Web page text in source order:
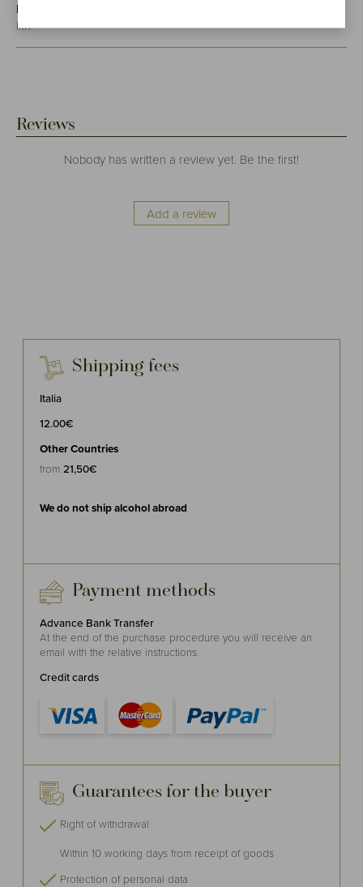
INVECCHIAMENTO:
litri.
Reviews
Nobody has written a review yet. Be the first!
Add a review
Shipping fees
Italia
12.00€
Other Countries
from 21,50€
We do not ship alcohol abroad
Payment methods
Advance Bank Transfer
At the end of the purchase procedure you will receive an
email with the relative instructions.
Credit cards
Guarantees for the buyer
Right of withdrawal
Within 10 working days from receipt of goods
Protection of personal data